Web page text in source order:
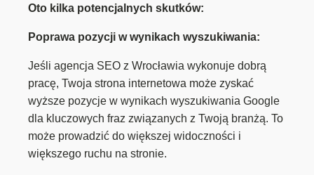
Oto kilka potencjalnych skutków:
Poprawa pozycji w wynikach wyszukiwania:
Jeśli agencja SEO z Wrocławia wykonuje dobrą
pracę, Twoja strona internetowa może zyskać
wyższe pozycje w wynikach wyszukiwania Google
dla kluczowych fraz związanych z Twoją branżą. To
może prowadzić do większej widoczności i
większego ruchu na stronie.